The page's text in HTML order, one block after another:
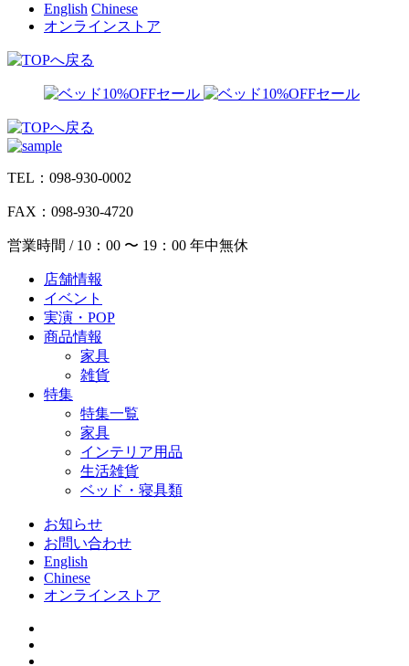
English Chinese
オンラインストア
TEL：098-930-0002
FAX：098-930-4720
営業時間 / 10：00 〜 19：00 年中無休
店舗情報
イベント
実演・POP
商品情報
家具
雑貨
特集
特集一覧
家具
インテリア用品
生活雑貨
ベッド・寝具類
お知らせ
お問い合わせ
English
Chinese
オンラインストア